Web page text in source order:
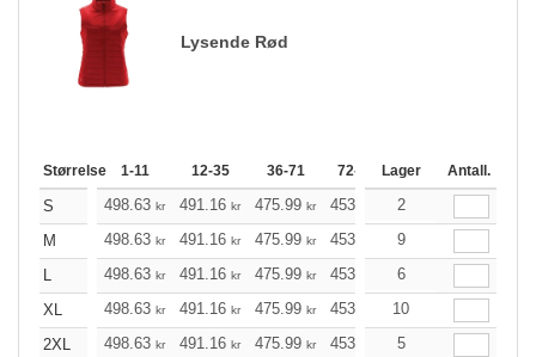
Lysende Rød
Størrelse 1-11 12-35 36-71 72-143 144-287
Lager Antall.
S 498.63 kr 491.16 kr 475.99 kr 453.36
2
M
498.63 kr 491.16 kr 475.99 kr 453.36
9
L
498.63 kr 491.16 kr 475.99 kr 453.36
6
XL
498.63 kr 491.16 kr 475.99 kr 453.36 430.72
10
2XL
498.63 kr 491.16 kr 475.99 kr 453.36 5